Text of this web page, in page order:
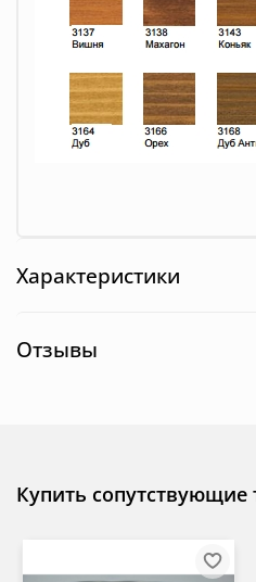
Характеристики
Отзывы
Купить сопутствующие